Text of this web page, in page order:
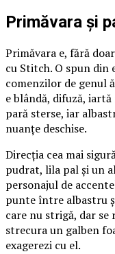
Primăvara și
Primăvara e, fără
cu Stitch. O spun
comenzilor de genul
e blândă, difuză,
pară sterse, iar
nuanțe deschise.
Direcția cea mai
pudrat, lila pal și un
personajul de
punte între albastru
care nu strigă, dar se
strecura un galben
exagerezi cu el.